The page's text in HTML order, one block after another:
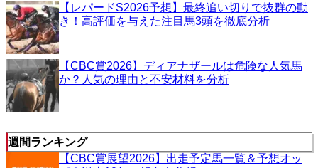
【レパードS2026予想】最終追い切りで抜群の動
き！高評価を与えた注目馬3頭を徹底分析
【CBC賞2026】ディアナザールは危険な人気馬
か？人気の理由と不安材料を分析
週間ランキング
【CBC賞展望2026】出走予定馬一覧＆予想オッ